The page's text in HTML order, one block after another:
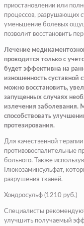
приостановлении или
процессов, разрушающих
уменьшение болевых
позволит восстановить
Лечение
проводится только с
будет эффективна на
изношенность суставной
можно восстановить,
запущенных случаях
излечения заболевания.
способствовать
протезирования.
Для качественной
противовоспалительные
больного. Также
Глюкозаминсульфат,
разрушения тканей.
Хондросульф (1210 руб.)
Специалисты
улучшить получаемый